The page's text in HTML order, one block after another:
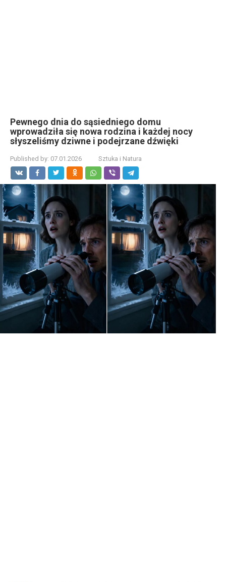
Pewnego dnia do sąsiedniego domu
wprowadziła się nowa rodzina i każdej nocy
słyszeliśmy dziwne i podejrzane dźwięki
Published by: 07.01.2026 Sztuka i Natura